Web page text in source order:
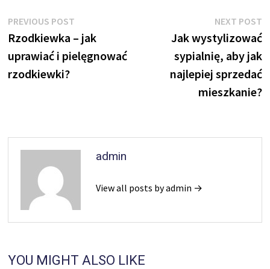
Nawigacja
wpisu
PREVIOUS POST
post:
Rzodkiewka – jak
uprawiać i pielęgnować
rzodkiewki?
NEXT POST
Jak wystylizować
sypialnię, aby jak
najlepiej sprzedać
mieszkanie?
admin
View all posts by admin →
YOU MIGHT ALSO LIKE